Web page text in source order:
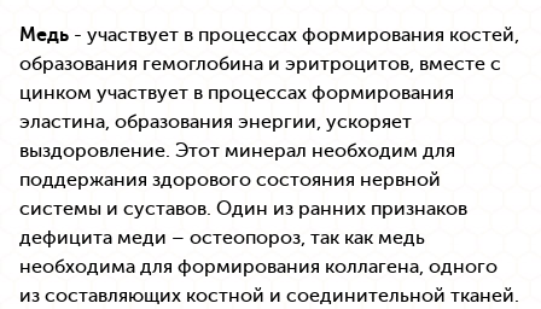
Медь - участвует в процессах формирования костей,
образования гемоглобина и эритроцитов, вместе с
цинком участвует в процессах формирования
эластина, образования энергии, ускоряет
выздоровление. Этот минерал необходим для
поддержания здорового состояния нервной
системы и суставов. Один из ранних признаков
дефицита меди – остеопороз, так как медь
необходима для формирования коллагена, одного
из составляющих костной и соединительной тканей.